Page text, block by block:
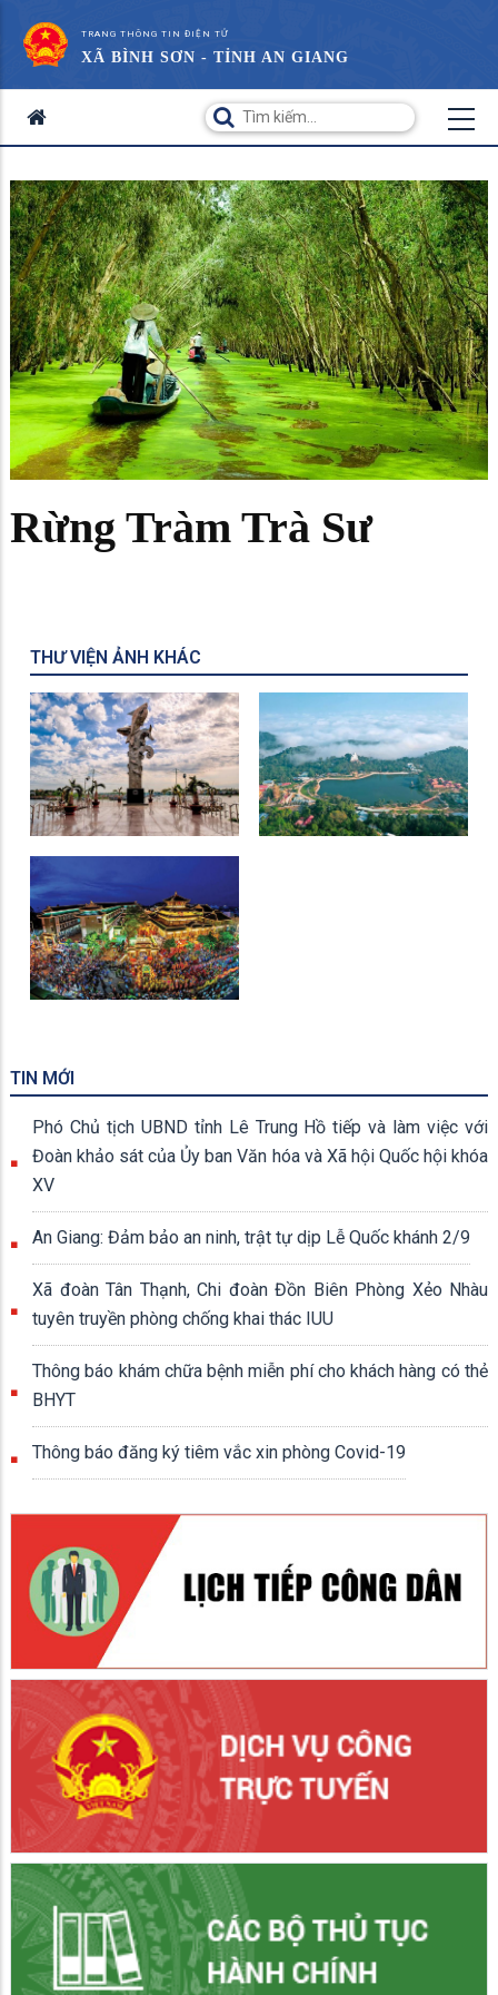
TRANG THÔNG TIN ĐIỆN TỬ
XÃ BÌNH SƠN - TỈNH AN GIANG
Rừng Tràm Trà Sư
THƯ VIỆN ẢNH KHÁC
Tượng Đài Cá BaSa Khu Du Lịch Núi Cấm
Miếu Bà Chúa Xứ
TIN MỚI
Phó Chủ tịch UBND tỉnh Lê Trung Hồ tiếp và làm việc với
Đoàn khảo sát của Ủy ban Văn hóa và Xã hội Quốc hội khóa
XV
An Giang: Đảm bảo an ninh, trật tự dịp Lễ Quốc khánh 2/9
Xã đoàn Tân Thạnh, Chi đoàn Đồn Biên Phòng Xẻo Nhàu
tuyên truyền phòng chống khai thác IUU
Thông báo khám chữa bệnh miễn phí cho khách hàng có thẻ
BHYT
Thông báo đăng ký tiêm vắc xin phòng Covid-19